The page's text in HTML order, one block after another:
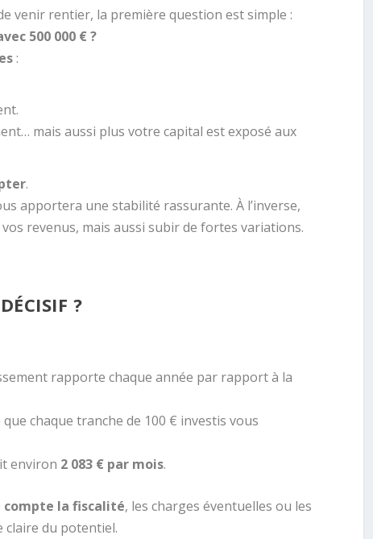
venir rentier, la première question est simple :
500 000 € ?
:
mais aussi plus votre capital est exposé aux
.
apportera une stabilité rassurante. À l’inverse,
revenus, mais aussi subir de fortes variations.
?
rapporte chaque année par rapport à la
chaque tranche de 100 € investis vous
environ 2 083 € par mois.
compte la fiscalité, les charges éventuelles ou les
claire du potentiel.